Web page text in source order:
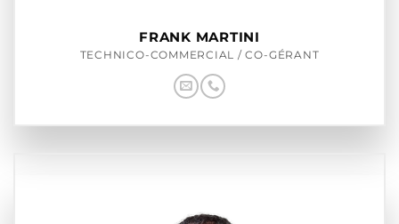
FRANK MARTINI
TECHNICO-COMMERCIAL / CO-GÉRANT